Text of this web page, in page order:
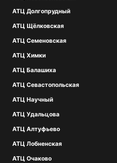
АТЦ Долгопрудный
АТЦ Щёлковская
АТЦ Семеновская
АТЦ Химки
АТЦ Балашиха
АТЦ Севастопольская
АТЦ Научный
АТЦ Удальцова
АТЦ Алтуфьево
АТЦ Лобненская
АТЦ Очаково